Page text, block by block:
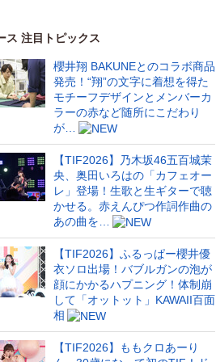
ス 注目トピックス
櫻井翔 BAKUNEとのコラボ商品
発売！“翔”の文字に着想を得た
モチーフデザインとメンバーカ
ラーの赤など随所にこだわり
が…
【TIF2026】乃木坂46五百城茉
央、奥田いろはの「カフェオー
レ」登場！生歌と生ギターで聴
かせる。赤えんぴつ作詞作曲の
あの曲を…
【TIF2026】ふるっぱー櫻井優
衣ソロ出場！バブルガンの泡が
顔にかかるハプニング！体制崩
して「オットット」KAWAII百面
相
【TIF2026】ももクロあーり